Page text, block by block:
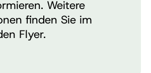
Weitere
finden Sie im
Flyer.